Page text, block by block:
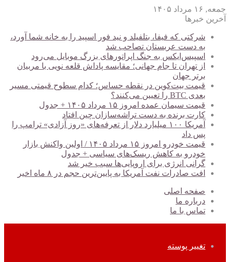
جمعه, ۱۶ مرداد ۱۴۰۵
آخرین خبرها
شرکتی که فیفا، بتلفیلد و نید فور اسپید را به خانه شما آورد،
به دست عربستان تصاحب شد
اسپیس‌ایکس به جنگ اپراتورهای بزرگ موبایل می‌رود
از تهران تا جام جهانی؛ مقایسه پاداش قلعه نویی با مربیان
برتر جهان
قیمت بیت‌کوین در نقطه حساس؛ کدام سطوح قیمتی مسیر
بعدی BTC را تعیین می‌کنند؟
قیمت سیمان عمده امروز ۱۵ مرداد ۱۴۰۵ + جدول
کارت برنده به دست تراشه‌سازان چین افتاد
آمریکا ۱۰۰ میلیارد دلار از تعرفه‌های «روز آزادی» ترامپ را
پس داد
قیمت خودرو امروز ۱۵ مرداد ۱۴۰۵ / اولین واکنش بازار
خودرو به کاهش ریسک‌های سیاسی + جدول
گرانی انرژی برای اروپایی‌ها سبب خیر شد
افت صادرات نفت آمریکا به پایین‌ترین حجم در ۸ ماه اخیر
صفحه اصلی
درباره ما
تماس با ما
تغییر پوسته